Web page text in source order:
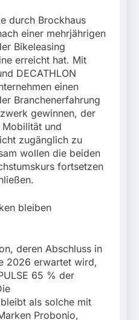
durch Brockhaus
einer mehrjährigen
Bikeleasing
erreicht hat. Mit
DECATHLON
einen
Branchenerfahrung
gewinnen, der
und
zugänglich zu
wollen die beiden
fortsetzen
bleiben
deren Abschluss in
2026 erwartet wird,
65 % der
als solche mit
Probonio,